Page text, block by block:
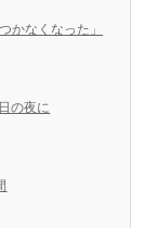
かなくなった」
の夜に